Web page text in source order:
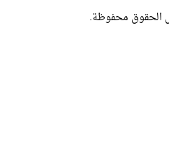
الحقوق محفوظة.